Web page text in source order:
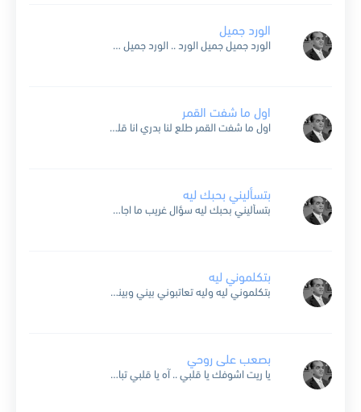
الورد جميل
الورد جميل جميل الورد .. الورد جميل وله اوراق عليها دليل من الاشواق اذا اهداه حبيب لحبيب يكون معناه وصاله قريب شوف الزهور واتعلم بين الحبايب تتكلم شوف واتعلم والنرجس...
اول ما شفت القمر
اول ما شفت القمر طلع لنا بدري انا قلت جاو خبر إني حشوف بدري القمر القمر .. القمر طلع لنا بدر .. في كل ليلة انا اسهر واستنى واقول دا يوم...
بتسأليني بحبك ليه
بتسأليني بحبك ليه سؤال غريب ما اجاوبش عليه الدنيا ليل ساكن هادي وانا غريب في الدنيا دي وانتي القمر نورك بادي لقيت في ضيك إرشادي الى طريق الأمل الى الأماني...
بتكلموني ليه
بتكلموني ليه وليه تعاتبوني بيني وبينكم ايه مانتوا اللي بعتوني انتوا اللي بعتوني سلمتكم امري وعشت طول عمري صاين محبتكم في الفرح تنسوني في الحزن تدعوني واقاسي دمعتكم اكره اعاديكم...
بصعب على روحي
يا ريت اشوفك يا قلبي .. آه يا قلبي تبان كدا تاني .. بصعب على روحي لما بشوف حالي بين بسمتي ونوحي كلمه تقولها لي انت السبب انته .. واصعب...